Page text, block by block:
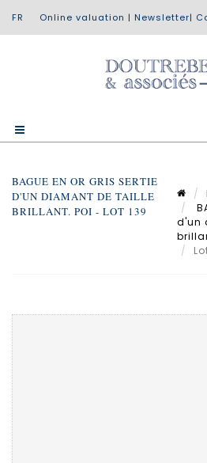
Online valuation | Newsletter|
BAGUE EN OR GRIS SERTIE
D'UN DIAMANT DE TAILLE
BRILLANT. POI - LOT 139
d'un